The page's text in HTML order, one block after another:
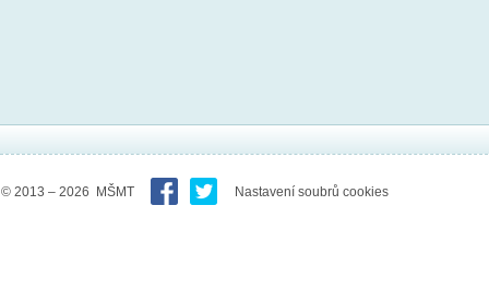
© 2013 – 2026 MŠMT Nastavení soubrů cookies